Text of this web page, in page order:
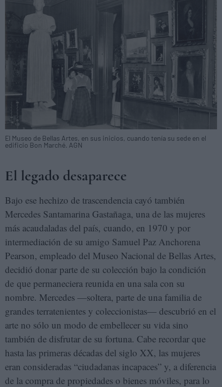
El Museo de Bellas Artes, en sus inicios, cuando tenía su sede en el
edificio Bon Marché. AGN
El legado desaparece
Bajo ese hechizo de trascendencia cayó también
Mercedes Santamarina Gastañaga, una de las mujeres
más acaudaladas del país, cuando, en 1970 y por
intermediación de su amigo Samuel Paz Anchorena
Pearson, empleado del Museo Nacional de Bellas Artes,
decidió donar parte de su colección bajo la condición
de que permaneciera reunida en una sala con su
nombre. Mercedes —soltera, parte de una familia de
grandes terratenientes y coleccionistas— descubrió en el
arte no sólo un modo de embellecer su vida sino
también de disfrutar de su fortuna. Cabe recordar que
hasta las primeras décadas del siglo XX, las mujeres
eran consideradas “ciudadanas incapaces” y, a diferencia
de la compra de propiedades o bienes móviles, para lo